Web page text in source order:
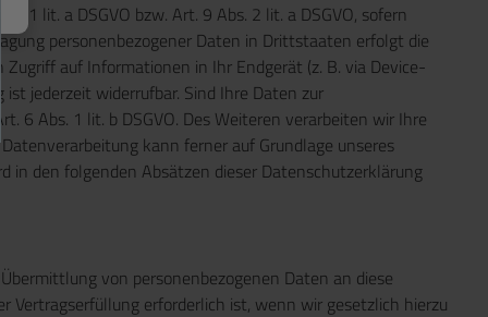
1 lit. a DSGVO bzw. Art. 9 Abs. 2 lit. a DSGVO, sofern
personenbezogener Daten in Drittstaaten erfolgt die
auf Informationen in Ihr Endgerät (z. B. via Device-
jederzeit widerrufbar. Sind Ihre Daten zur
6 Abs. 1 lit. b DSGVO. Des Weiteren verarbeiten wir Ihre
kann ferner auf Grundlage unseres
in den folgenden Absätzen dieser Datenschutzerklärung
von personenbezogenen Daten an diese
Vertragserfüllung erforderlich ist, wenn wir gesetzlich hierzu